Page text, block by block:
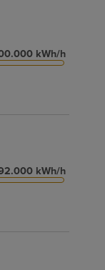
kWh/h
kWh/h